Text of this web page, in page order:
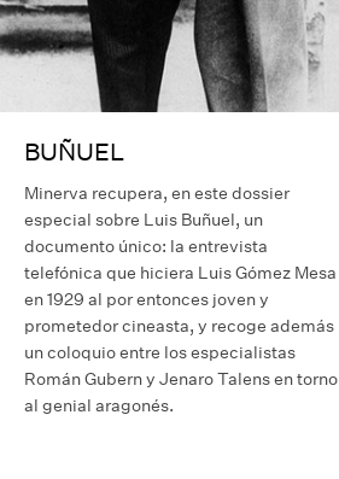
BUÑUEL
Minerva recupera, en este dossier
especial sobre Luis Buñuel, un
documento único: la entrevista
telefónica que hiciera Luis Gómez Mesa
en 1929 al por entonces joven y
prometedor cineasta, y recoge además
un coloquio entre los especialistas
Román Gubern y Jenaro Talens en torno
al genial aragonés.